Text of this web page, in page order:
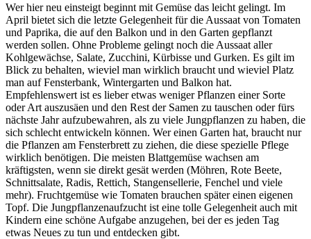
Wer hier neu einsteigt beginnt mit Gemüse das leicht gelingt. Im
April bietet sich die letzte Gelegenheit für die Aussaat von Tomaten
und Paprika, die auf den Balkon und in den Garten gepflanzt
werden sollen. Ohne Probleme gelingt noch die Aussaat aller
Kohlgewächse, Salate, Zucchini, Kürbisse und Gurken. Es gilt im
Blick zu behalten, wieviel man wirklich braucht und wieviel Platz
man auf Fensterbank, Wintergarten und Balkon hat.
Empfehlenswert ist es lieber etwas weniger Pflanzen einer Sorte
oder Art auszusäen und den Rest der Samen zu tauschen oder fürs
nächste Jahr aufzubewahren, als zu viele Jungpflanzen zu haben, die
sich schlecht entwickeln können. Wer einen Garten hat, braucht nur
die Pflanzen am Fensterbrett zu ziehen, die diese spezielle Pflege
wirklich benötigen. Die meisten Blattgemüse wachsen am
kräftigsten, wenn sie direkt gesät werden (Möhren, Rote Beete,
Schnittsalate, Radis, Rettich, Stangensellerie, Fenchel und viele
mehr). Fruchtgemüse wie Tomaten brauchen später einen eigenen
Topf. Die Jungpflanzenaufzucht ist eine tolle Gelegenheit auch mit
Kindern eine schöne Aufgabe anzugehen, bei der es jeden Tag
etwas Neues zu tun und entdecken gibt.